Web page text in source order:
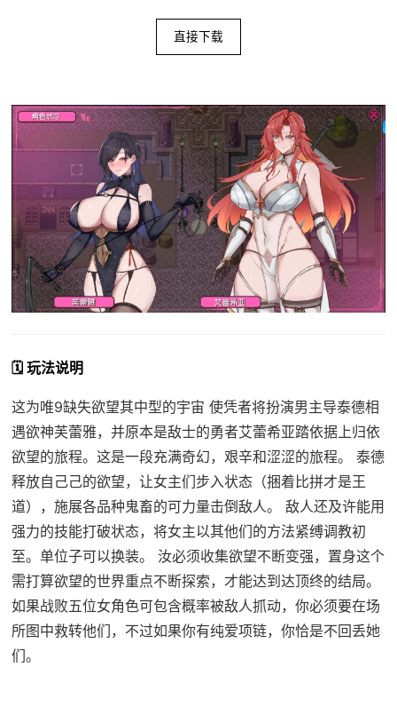
直接下载
🗓️ 玩法说明
这为唯9缺失欲望其中型的宇宙 使凭者将扮演男主导泰德相
遇欲神芙蕾雅，并原本是敌士的勇者艾蕾希亚踏依据上归依
欲望的旅程。这是一段充满奇幻，艰辛和涩涩的旅程。 泰德
释放自己己的欲望，让女主们步入状态（捆着比拼才是王
道），施展各品种鬼畜的可力量击倒敌人。 敌人还及许能用
强力的技能打破状态，将女主以其他们的方法紧缚调教初
至。单位子可以换装。 汝必须收集欲望不断变强，置身这个
需打算欲望的世界重点不断探索，才能达到达顶终的结局。
如果战败五位女角色可包含概率被敌人抓动，你必须要在场
所图中救转他们，不过如果你有纯爱项链，你恰是不回丢她
们。